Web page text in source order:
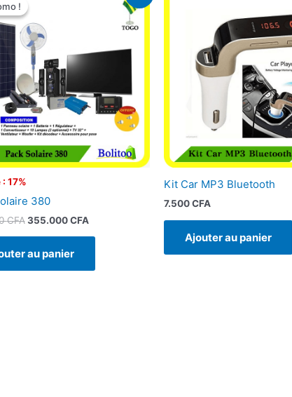
!
17%
!
380
CFA
initial
était :
430.000 CFA.
355.000CFA
au panier
Kit Car MP3 Bluetooth
7.500CFA
Ajouter au panier